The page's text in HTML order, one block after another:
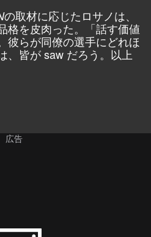
の取材に応じたロサノは、
格を皮肉った。「話す価値
彼らが同僚の選手にどれほ
、皆が saw だろう。以上
広告